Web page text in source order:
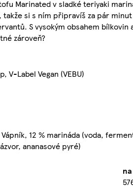
Marinated v sladké teriyaki
si s ním připravíš za pár
S vysokým obsahem
zároveň?
V-Label Vegan (VEBU)
Vápník, 12 % marináda (voda,
ananasové pyré)